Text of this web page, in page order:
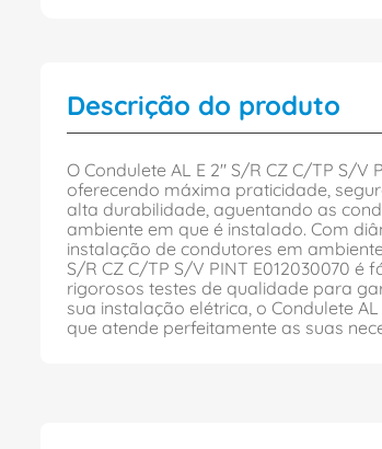
Descrição do produto
O Condulete AL E 2" S/R CZ C/TP S/
oferecendo máxima praticidade,
alta durabilidade, aguentando as
ambiente em que é instalado. Com
instalação de condutores em
S/R CZ C/TP S/V PINT E012030070
rigorosos testes de qualidade para
sua instalação elétrica, o Condulete
que atende perfeitamente as suas